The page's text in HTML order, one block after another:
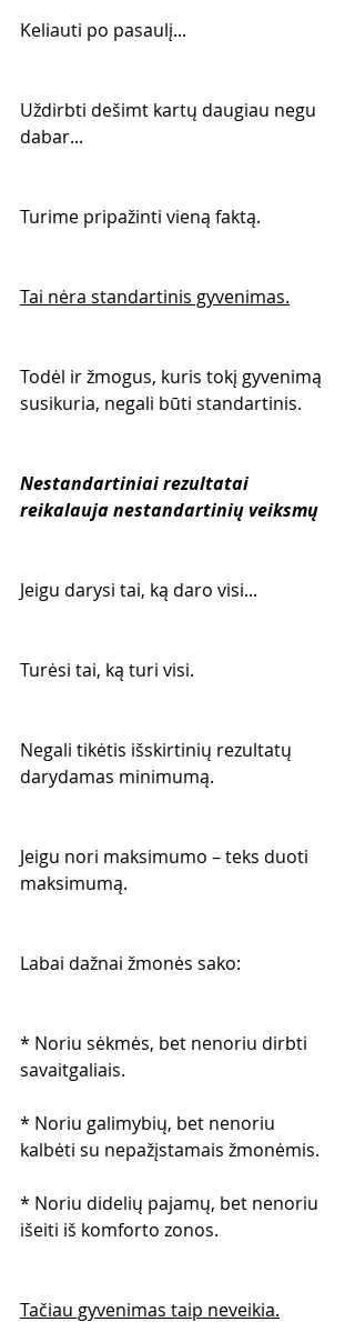
Keliauti po pasaulį...
Uždirbti dešimt kartų daugiau negu
dabar...
Turime pripažinti vieną faktą.
Tai nėra standartinis gyvenimas.
Todėl ir žmogus, kuris tokį gyvenimą
susikuria, negali būti standartinis.
Nestandartiniai rezultatai
reikalauja nestandartinių veiksmų
Jeigu darysi tai, ką daro visi...
Turėsi tai, ką turi visi.
Negali tikėtis išskirtinių rezultatų
darydamas minimumą.
Jeigu nori maksimumo – teks duoti
maksimumą.
Labai dažnai žmonės sako:
* Noriu sėkmės, bet nenoriu dirbti
savaitgaliais.
* Noriu galimybių, bet nenoriu
kalbėti su nepažįstamais žmonėmis.
* Noriu didelių pajamų, bet nenoriu
išeiti iš komforto zonos.
Tačiau gyvenimas taip neveikia.